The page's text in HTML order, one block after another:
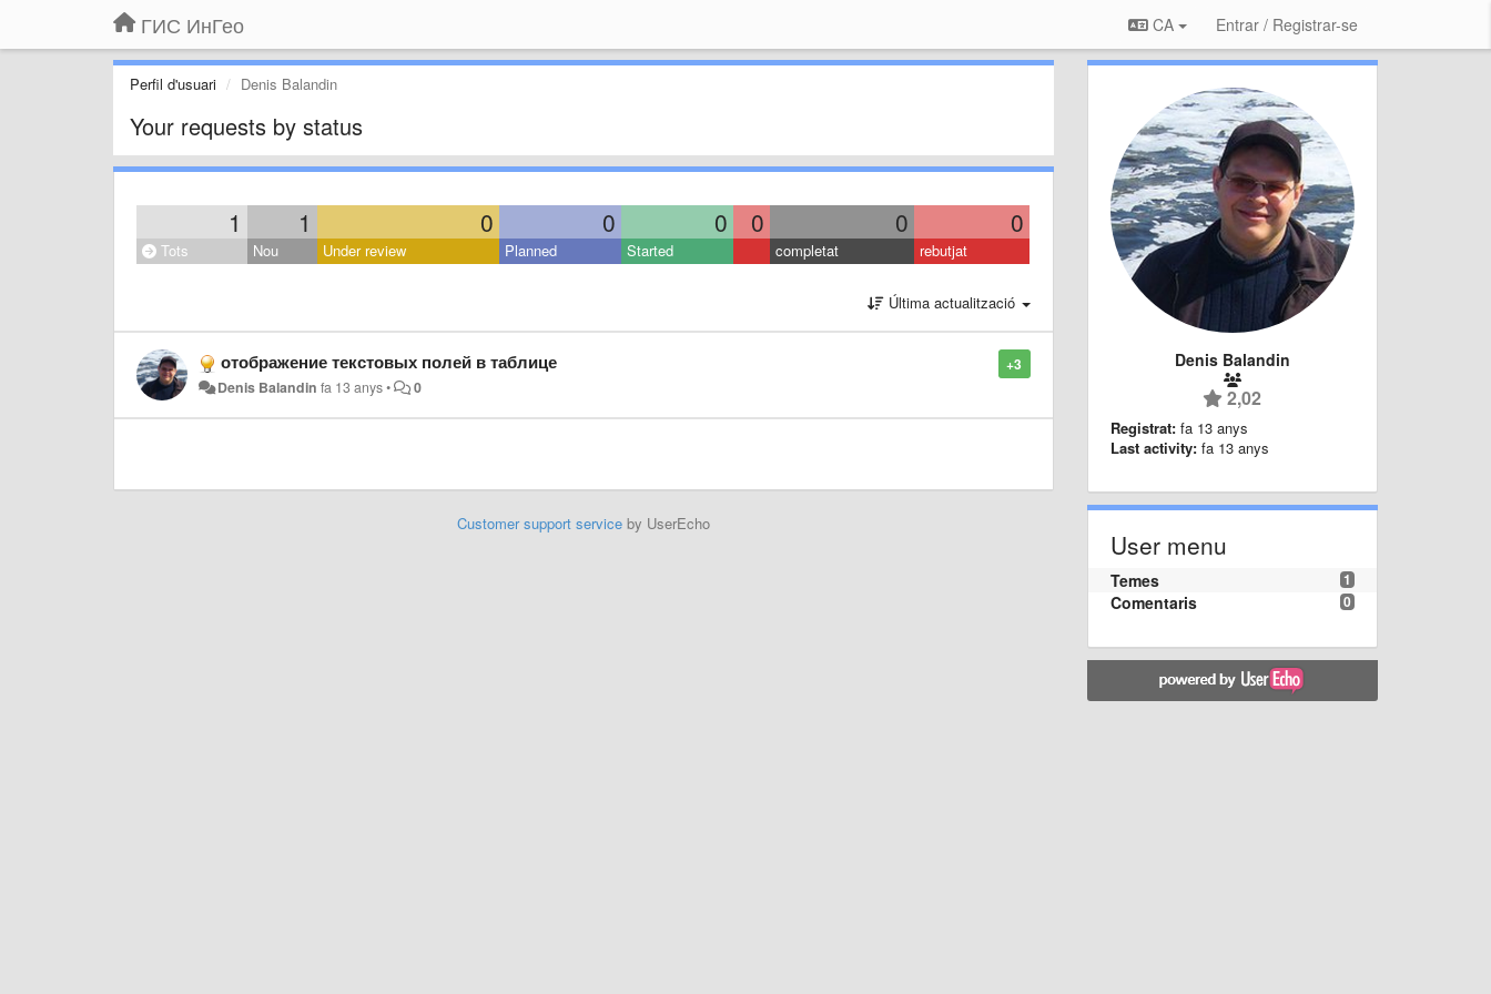
ГИС ИнГео CA Entrar / Registrar-se
Perfil d'usuari Denis Balandin
Your requests by status
1 1 0 0 0 0 0 0
Tots Nou Under review Planned Started completat rebutjat
Última actualització
+3
отображение текстовых полей в таблице
Denis Balandin fa 13 anys• 0
Customer support serviceby UserEcho
Denis Balandin
2,02
Registrat: fa 13 anys
Last activity: fa 13 anys
User menu
1
Temes
0
Comentaris